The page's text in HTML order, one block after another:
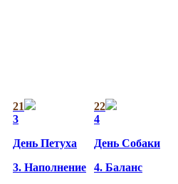
21
3
День Петуха
3. Наполнение
22
4
День Собаки
4. Баланс